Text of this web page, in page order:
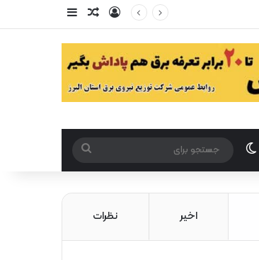
ورود مقاله تصادفی
مقاله تصادفی
تغییر پوست
برای
اخیر نظرات